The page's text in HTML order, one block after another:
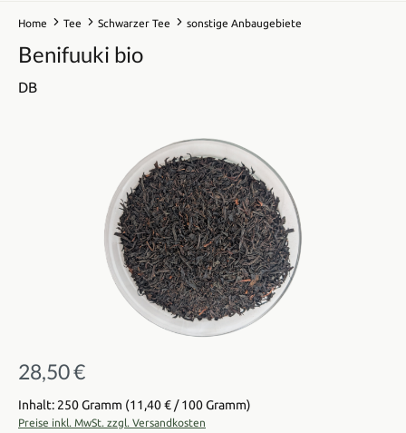
Home Tee Schwarzer Tee sonstige Anbaugebiete
Benifuuki bio
DB
Bildergalerie überspringen
Regulärer Preis:
28,50 €
Inhalt: 250 Gramm (11,40 € / 100 Gramm)
Preise inkl. MwSt. zzgl. Versandkosten